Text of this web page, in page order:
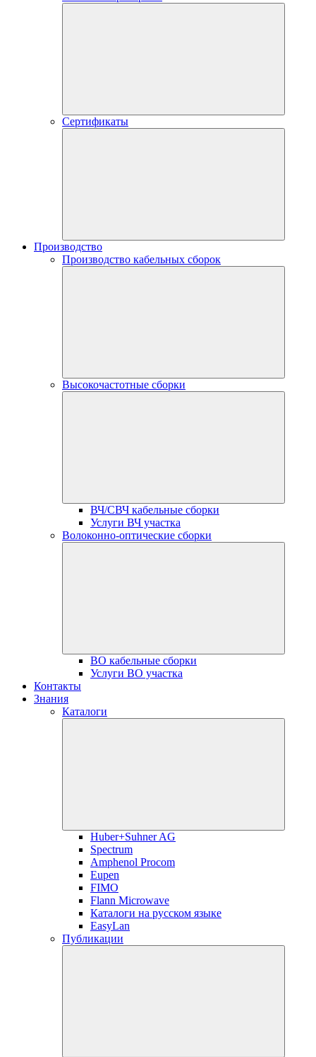
Сертификаты
Производство
Производство кабельных сборок
Высокочастотные сборки
ВЧ/СВЧ кабельные сборки
Услуги ВЧ участка
Волоконно-оптические сборки
ВО кабельные сборки
Услуги ВО участка
Контакты
Знания
Каталоги
Huber+Suhner AG
Spectrum
Amphenol Procom
Eupen
FIMO
Flann Microwave
Каталоги на русском языке
EasyLan
Публикации